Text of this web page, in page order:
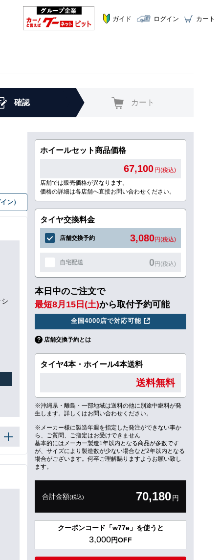
ガイド ログイン カート
確認 カート
ン）
ホイールセット商品価格
67,100 円(税込)
店舗では販売価格が異なります。
価格の詳細は各店舗へ直接お問い合わせください。
タイヤ交換料金
店舗交換予約 3,080円(税込)
自宅配送 0円(税込)
本日中のご注文で
最短8月15日(土)から取付予約可能
全国4000店で対応可能
店舗交換予約とは
タイヤ4本・ホイール4本送料
送料無料
※沖縄県・離島・一部地域は送料の他に別途中継料が発
生します。詳しくはお問い合わせください。
※メーカー様に製造年週を指定した発注ができない事か
ら、ご質問、ご指定はお受けできません
基本的にはメーカー製造1年以内となる商品が多数です
が、サイズにより製造数が少ない場合など2年以内となる
場合がございます。何卒ご理解賜りますようお願い致し
ます。
合計金額(税込) 70,180円
クーポンコード「w77e」を使うと
3,000円OFF